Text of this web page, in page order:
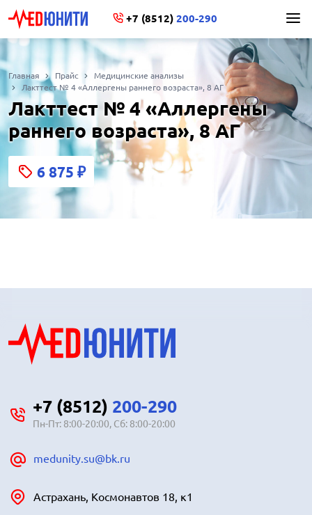
+7 (8512) 200-290
Главная Прайс
Медицинские анализы
Лакттест № 4 «Аллергены раннего возраста», 8 АГ
Лакттест № 4 «Аллергены
раннего возраста», 8 АГ
6 875 ₽
+7 (8512) 200-290
Пн-Пт: 8:00-20:00, Сб: 8:00-20:00
medunity.su@bk.ru
Астрахань, Космонавтов 18, к1